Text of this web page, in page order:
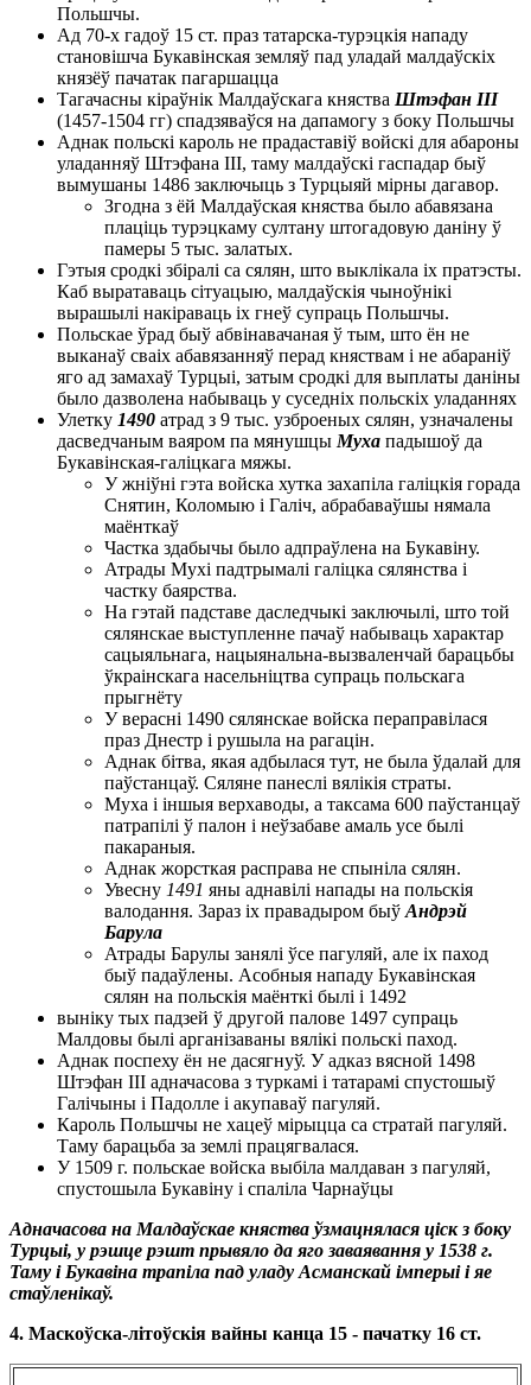
Польшчы.
Ад 70-х гадоў 15 ст. праз татарска-турэцкія нападу
становішча Букавінская земляў пад уладай малдаўскіх
князёў пачатак пагаршацца
Тагачасны кіраўнік Малдаўскага княства Штэфан III
(1457-1504 гг) спадзяваўся на дапамогу з боку Польшчы
Аднак польскі кароль не прадаставіў войскі для абароны
уладанняў Штэфана III, таму малдаўскі гаспадар быў
вымушаны 1486 заключыць з Турцыяй мірны дагавор.
Згодна з ёй Малдаўская княства было абавязана
плаціць турэцкаму султану штогадовую даніну ў
памеры 5 тыс. залатых.
Гэтыя сродкі збіралі са сялян, што выклікала іх пратэсты.
Каб выратаваць сітуацыю, малдаўскія чыноўнікі
вырашылі накіраваць іх гнеў супраць Польшчы.
Польскае ўрад быў абвінавачаная ў тым, што ён не
выканаў сваіх абавязанняў перад княствам і не абараніў
яго ад замахаў Турцыі, затым сродкі для выплаты даніны
было дазволена набываць у суседніх польскіх уладаннях
Улетку 1490 атрад з 9 тыс. узброеных сялян, узначалены
дасведчаным ваяром па мянушцы Муха падышоў да
Букавінская-галіцкага мяжы.
У жніўні гэта войска хутка захапіла галіцкія горада
Снятин, Коломыю і Галіч, абрабаваўшы нямала
маёнткаў
Частка здабычы было адпраўлена на Букавіну.
Атрады Мухі падтрымалі галіцка сялянства і
частку баярства.
На гэтай падставе даследчыкі заключылі, што той
сялянскае выступленне пачаў набываць характар
сацыяльнага, нацыянальна-вызваленчай барацьбы
ўкраінскага насельніцтва супраць польскага
прыгнёту
У верасні 1490 сялянскае войска пераправілася
праз Днестр і рушыла на рагацін.
Аднак бітва, якая адбылася тут, не была ўдалай для
паўстанцаў. Сяляне панеслі вялікія страты.
Муха і іншыя верхаводы, а таксама 600 паўстанцаў
патрапілі ў палон і неўзабаве амаль усе былі
пакараныя.
Аднак жорсткая расправа не спыніла сялян.
Увесну 1491 яны аднавілі напады на польскія
валодання. Зараз іх правадыром быў Андрэй
Барула
Атрады Барулы занялі ўсе пагуляй, але іх паход
быў падаўлены. Асобныя нападу Букавінская
сялян на польскія маёнткі былі і 1492
выніку тых падзей ў другой палове 1497 супраць
Малдовы былі арганізаваны вялікі польскі паход.
Аднак поспеху ён не дасягнуў. У адказ вясной 1498
Штэфан III адначасова з туркамі і татарамі спустошыў
Галічыны і Падолле і акупаваў пагуляй.
Кароль Польшчы не хацеў мірыцца са стратай пагуляй.
Таму барацьба за землі працягвалася.
У 1509 г. польскае войска выбіла малдаван з пагуляй,
спустошыла Букавіну і спаліла Чарнаўцы
Адначасова на Малдаўскае княства ўзмацнялася ціск з боку
Турцыі, у рэшце рэшт прывяло да яго заваявання у 1538 г.
Таму і Букавіна трапіла пад уладу Асманскай імперыі і яе
стаўленікаў.
4. Маскоўска-літоўскія вайны канца 15 - пачатку 16 ст.